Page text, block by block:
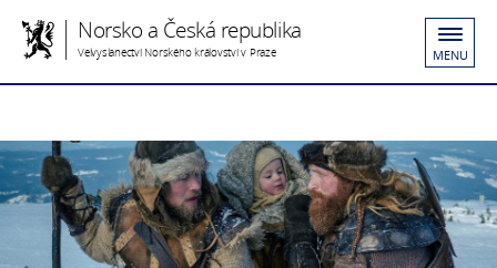
Norsko a Česká republika
Velvyslanectví Norského království v Praze MENU